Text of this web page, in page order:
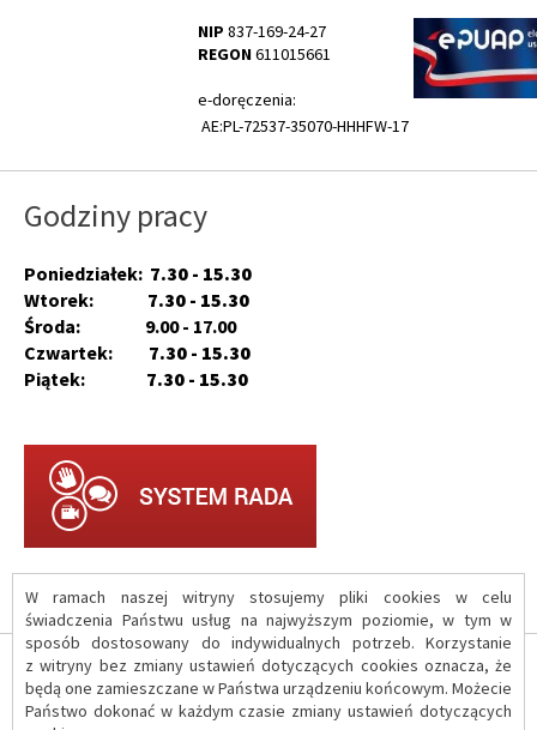
W ramach naszej witryny stosujemy pliki cookies w celu
świadczenia Państwu usług na najwyższym poziomie, w tym w
sposób dostosowany do indywidualnych potrzeb. Korzystanie
z witryny bez zmiany ustawień dotyczących cookies oznacza, że
będą one zamieszczane w Państwa urządzeniu końcowym. Możecie
Państwo dokonać w każdym czasie zmiany ustawień dotyczących
NIP 837-169-24-27
REGON611015661
e-doręczenia:
AE:PL-72537-35070-HHHFW-17
Godziny pracy
Poniedziałek: 7.30 - 15.30
Wtorek: 7.30 - 15.30
Środa: 9.00 - 17.00
Czwartek: 7.30 - 15.30
Piątek: 7.30 - 15.30
O serwisie